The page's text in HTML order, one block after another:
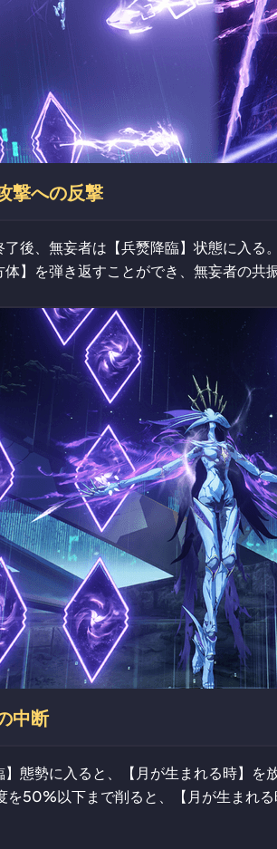
撃への反撃
後、無妄者は【兵燹降臨】状態に入る
】を弾き返すことができ、無妄者の共
中断
態勢に入ると、【月が生まれる時】を
を50%以下まで削ると、【月が生まれる